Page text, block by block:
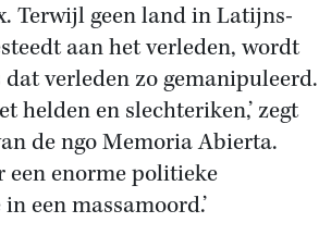
Terwijl geen land in Latijns-
aan het verleden, wordt
verleden zo gemanipuleerd.
helden en slechteriken,’ zegt
de ngo Memoria Abierta.
een enorme politieke
een massamoord.’